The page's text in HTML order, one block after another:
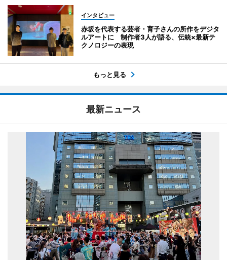
インタビュー
赤坂を代表する芸者・育子さんの所作をデジタ
ルアートに 制作者3人が語る、伝統×最新テ
クノロジーの表現
もっと見る
最新ニュース